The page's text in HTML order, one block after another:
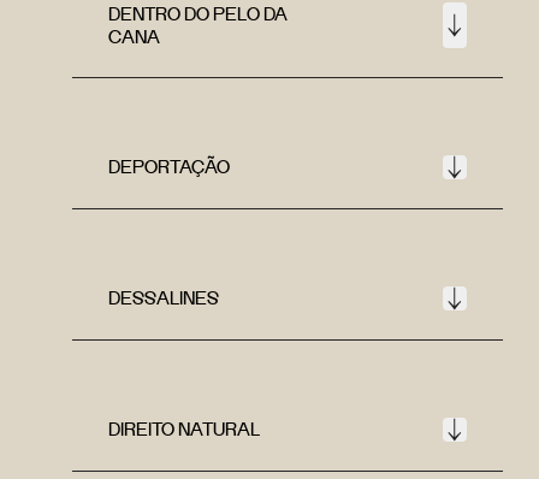
DENTRO DO PELO DA
CANA
DEPORTAÇÃO
DESSALINES
DIREITO NATURAL